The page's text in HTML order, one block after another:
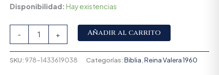
Disponibilidad: Hay existencias
- + Añadir al carrito
SKU: 978-1433619038 Categorías:Biblia Reina Valera 1960